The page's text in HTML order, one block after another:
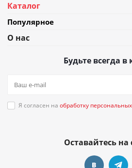
Каталог
Популярное
О нас
Будьте всегда в
Я согласен на обработку
Оставайтесь на